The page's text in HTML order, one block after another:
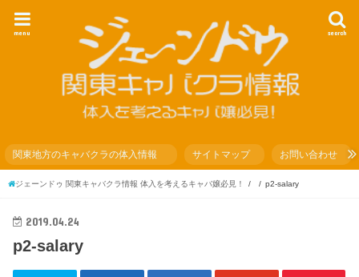
search
menu
関東地方のキャバクラの体入情報 サイトマップ お問い合わせ
ジェーンドゥ 関東キャバクラ情報 体入を考えるキャバ嬢必見！ p2-salary
2019.04.24
p2-salary